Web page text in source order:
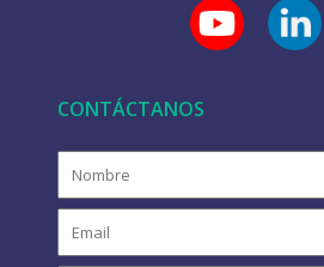
CONTÁCTANOS